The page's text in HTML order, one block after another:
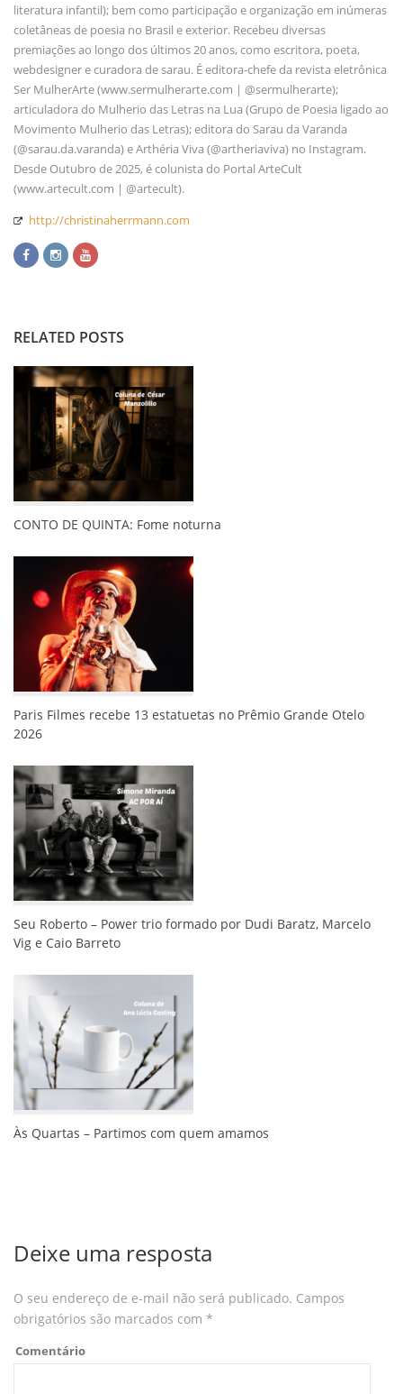
literatura infantil); bem como participação e organização em inúmeras
coletâneas de poesia no Brasil e exterior. Recebeu diversas
premiações ao longo dos últimos 20 anos, como escritora, poeta,
webdesigner e curadora de sarau. É editora-chefe da revista eletrônica
Ser MulherArte (www.sermulherarte.com | @sermulherarte);
articuladora do Mulherio das Letras na Lua (Grupo de Poesia ligado ao
Movimento Mulherio das Letras); editora do Sarau da Varanda
(@sarau.da.varanda) e Arthéria Viva (@artheriaviva) no Instagram.
Desde Outubro de 2025, é colunista do Portal ArteCult
(www.artecult.com | @artecult).
http://christinaherrmann.com
RELATED POSTS
CONTO DE QUINTA: Fome noturna
Paris Filmes recebe 13 estatuetas no Prêmio Grande Otelo
2026
Seu Roberto – Power trio formado por Dudi Baratz, Marcelo
Vig e Caio Barreto
Às Quartas – Partimos com quem amamos
Deixe uma resposta
O seu endereço de e-mail não será publicado. Campos
obrigatórios são marcados com *
Comentário